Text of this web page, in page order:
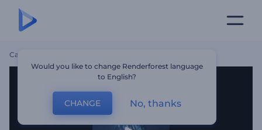
Casa
Would you like to change Renderforest language
to English?
CHANGE No, thanks